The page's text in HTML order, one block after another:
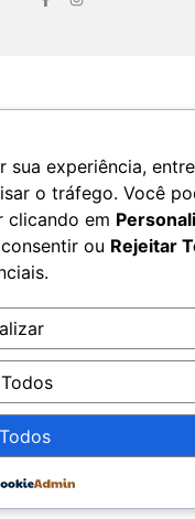
sua experiência,
o tráfego. Você
clicando em
ou Rejeitar